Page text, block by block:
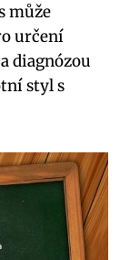
může
určení
diagnózou
styl s